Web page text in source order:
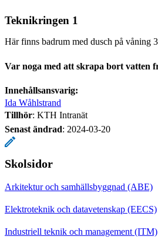
Teknikringen 1
Här finns badrum med dusch på våning
Var noga med att skrapa bort vatten
Innehållsansvarig:
Ida Wåhlstrand
Tillhör: KTH Intranät
Senast ändrad: 2024-03-20
Skolsidor
Arkitektur och samhällsbyggnad (ABE)
Elektroteknik och datavetenskap (EECS)
Industriell teknik och management (ITM)